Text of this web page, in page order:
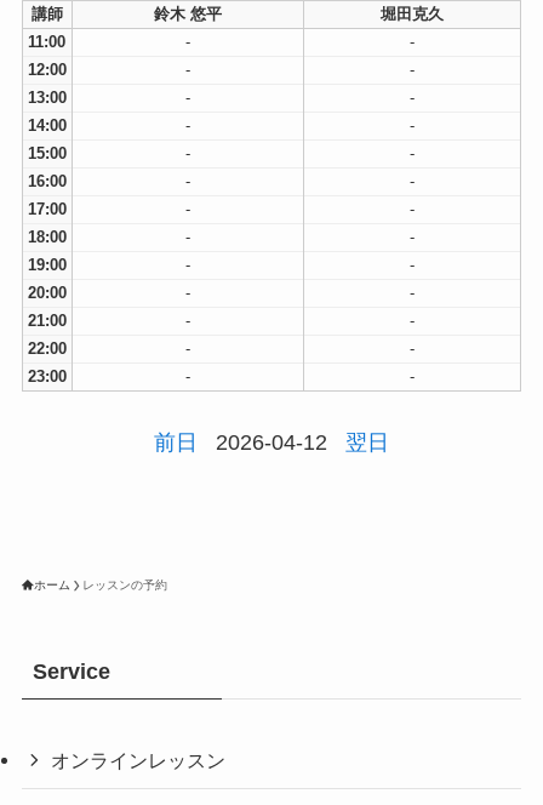
講師 鈴木 悠平
堀田克久
11:00
-
-
12:00
-
-
13:00
-
-
14:00
-
-
15:00
-
-
16:00
-
-
17:00
-
-
18:00
-
-
19:00
-
-
20:00
-
-
21:00
-
-
22:00
-
-
23:00
- -
前日 2026-04-12 翌日
ホーム レッスンの予約
Service
オンラインレッスン